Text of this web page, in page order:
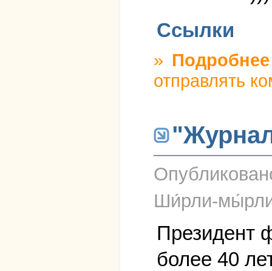
Ссылки
» Подробнее
отправлять
Ши́рли-
Президент
более 40